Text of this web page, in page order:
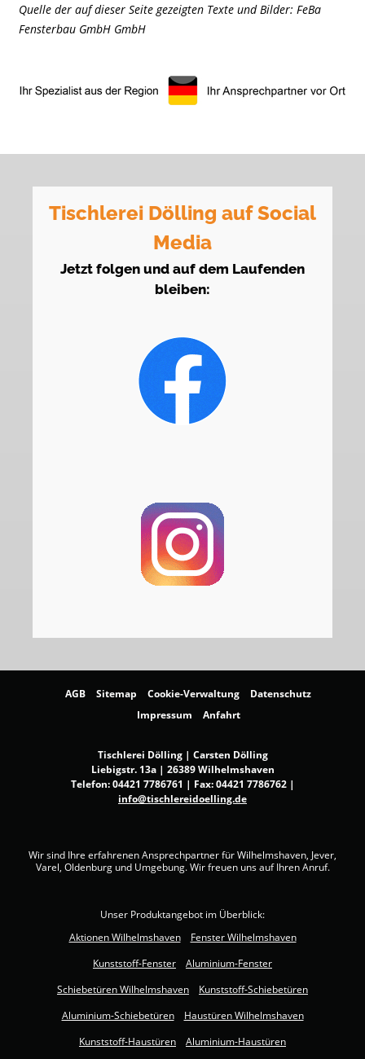
Quelle der auf dieser Seite gezeigten Texte und Bilder: FeBa
Fensterbau GmbH GmbH
Tischlerei Dölling auf Social
Media
Jetzt folgen und auf dem Laufenden
bleiben:
AGB Sitemap Cookie-Verwaltung
Datenschutz
Impressum
Anfahrt
Tischlerei Dölling | Carsten Dölling
Liebigstr. 13a | 26389 Wilhelmshaven
Telefon:04421 7786761 | Fax: 04421 7786762 |
info@tischlereidoelling.de
Wir sind Ihre erfahrenen Ansprechpartner für Wilhelmshaven, Jever,
Varel, Oldenburg und Umgebung. Wir freuen uns auf Ihren Anruf.
Unser Produktangebot im Überblick:
Aktionen Wilhelmshaven
Fenster Wilhelmshaven
Kunststoff-Fenster
Aluminium-Fenster
Schiebetüren Wilhelmshaven
Kunststoff-Schiebetüren
Aluminium-Schiebetüren
Haustüren Wilhelmshaven
Kunststoff-Haustüren
Aluminium-Haustüren